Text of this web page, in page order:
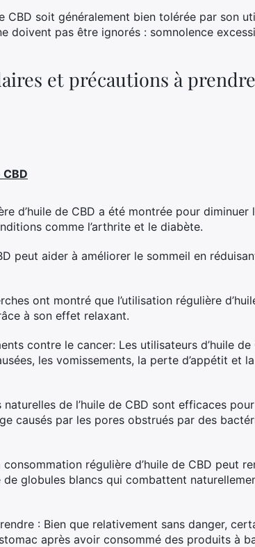
CBD soit généralement bien tolérée par son
doivent pas être ignorés : somnolence
et précautions à
d’huile de CBD a été montrée pour diminuer
comme l’arthrite et le diabète.
peut aider à améliorer le sommeil en
ont montré que l’utilisation régulière
à son effet relaxant.
contre le cancer: Les utilisateurs d’huile de
les vomissements, la perte d’appétit et
de l’huile de CBD sont efficaces
causés par les pores obstrués par des
régulière d’huile de CBD peut
globules blancs qui combattent
: Bien que relativement sans danger,
après avoir consommé des produits à